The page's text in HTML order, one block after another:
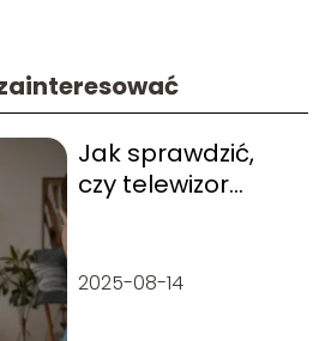
Jak sprawdzić,
czy telewizor
Atmos?
2025-08-14